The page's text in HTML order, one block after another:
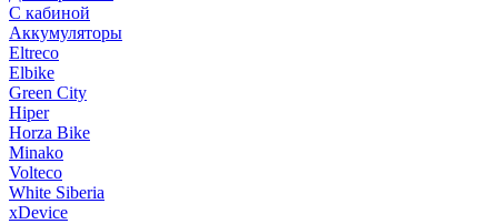
С кабиной
Аккумуляторы
Eltreco
Elbike
Green City
Hiper
Horza Bike
Minako
Volteco
White Siberia
xDevice